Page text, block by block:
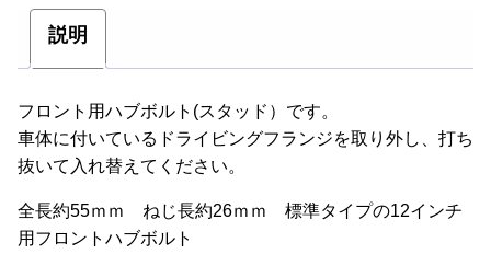
ト
10mm
ン
グ
説明
フロント用ハブボルト(スタッド）です。
車体に付いているドライビングフランジを取り外し、打ち
抜いて入れ替えてください。
全長約55ｍｍ ねじ長約26ｍｍ 標準タイプの12インチ
用フロントハブボルト